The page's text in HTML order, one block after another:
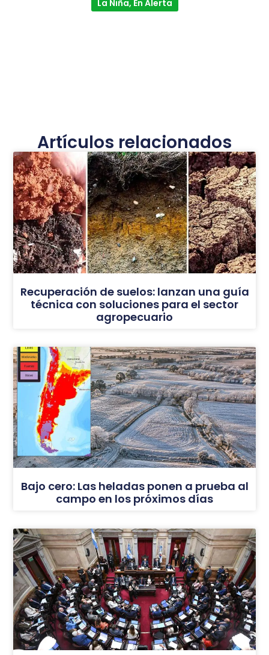
La Niña, En Alerta
Artículos relacionados
Recuperación de suelos: lanzan una guía
técnica con soluciones para el sector
agropecuario
Bajo cero: Las heladas ponen a prueba al
campo en los próximos días